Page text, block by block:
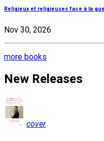
Religieux et religieuses face à la
Nov 30, 2026
more books
New Releases
cover